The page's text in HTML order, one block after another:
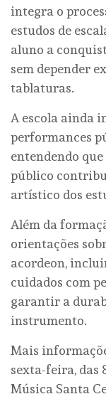
integra o
estudos de
aluno a
sem depender
tablaturas.
A escola ainda
performances
entendendo
público
artístico dos
Além da
orientações
acordeon,
cuidados com
garantir a
instrumento.
Mais
sexta-feira, das
Música Santa